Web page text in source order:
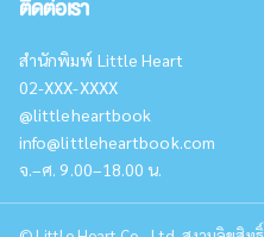
ติดต่อเรา
สำนักพิมพ์ Little Heart
02-XXX-XXXX
@littleheartbook
info@littleheartbook.com
จ.–ศ. 9.00–18.00 น.